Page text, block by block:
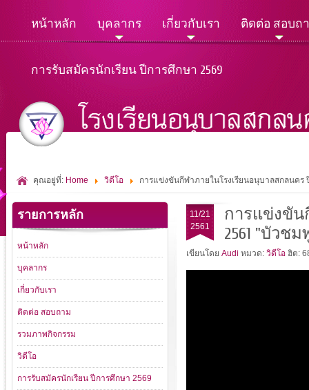
หน้าหลัก บุคลากร เกี่ยวกับเรา ติดต่อ สอบถ
การรับสมัครนักเรียน ปีการศึกษา 2569
คุณอยู่ที่: Home วิดีโอ การแข่งขันกีฬาภายในโรงเรียนอนุบาลสกลนคร
11/21
2561
การแข่งขัน
2561 "บัวช
เขียนโดย Audi หมวด: วิดีโอ ฮิต:
รายการหลัก
หน้าหลัก
บุคลากร
เกี่ยวกับเรา
ติดต่อ สอบถาม
รวมภาพกิจกรรม
วิดีโอ
การรับสมัครนักเรียน ปีการศึกษา 2569